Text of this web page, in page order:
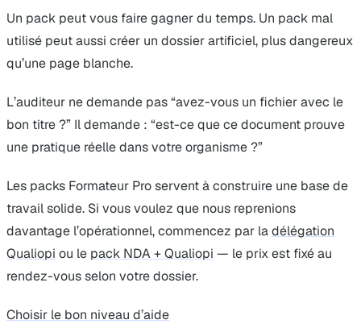
Un pack peut vous faire gagner du temps. Un pack mal
utilisé peut aussi créer un dossier artificiel, plus dangereux
qu’une page blanche.
L’auditeur ne demande pas “avez-vous un fichier avec le
bon titre ?” Il demande : “est-ce que ce document prouve
une pratique réelle dans votre organisme ?”
Les packs Formateur Pro servent à construire une base de
travail solide. Si vous voulez que nous reprenions
davantage l’opérationnel, commencez par ladélégation
Qualiopi ou le pack NDA + Qualiopi — le prix est fixé au
rendez-vous selon votre dossier.
Choisir le bon niveau d’aide